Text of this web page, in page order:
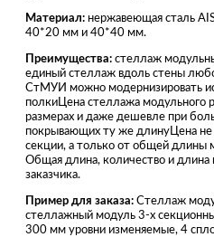
Материал: нержавеющая сталь
40*20 мм и 40*40 мм.
Преимущества: стеллаж
единый стеллаж вдоль стены
СтМУИ можно модернизировать
полкиЦена стеллажа модульного
размерах и даже дешевле при
покрывающих ту же длинуЦена не
секции, а только от общей длины
Общая длина, количество и
заказчика.
Пример для заказа: Стеллаж
стеллажный модуль 3-х
300 мм уровни изменяемые, 4